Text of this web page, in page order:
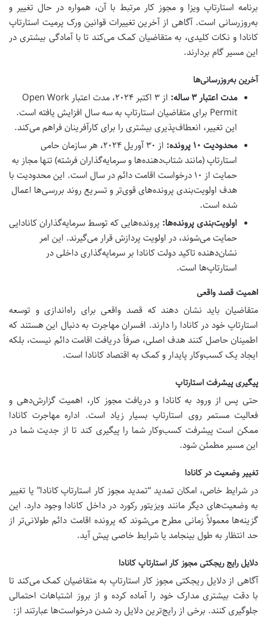
برنامه استارتاپ ویزا و مجوز کار مرتبط با آن، همواره در حال تغییر و
به‌روزرسانی است. آگاهی از آخرین تغییرات قوانین ورک پرمیت استارتاپ
کانادا و نکات کلیدی، به متقاضیان کمک می‌کند تا با آمادگی بیشتری در
این مسیر گام بردارند.
آخرین به‌روزرسانی‌ها
مدت اعتبار ۳ ساله:
از ۳ اکتبر ۲۰۲۴، مدت اعتبار Open Work
Permit برای متقاضیان استارتاپ به سه سال افزایش یافته است.
این تغییر، انعطاف‌پذیری بیشتری را برای کارآفرینان فراهم می‌کند.
محدودیت ۱۰ پرونده:
از ۳۰ آوریل ۲۰۲۴، هر سازمان حامی
استارتاپ (مانند شتاب‌دهنده‌ها و سرمایه‌گذاران فرشته) تنها مجاز به
حمایت از ۱۰ درخواست اقامت دائم در سال است. این محدودیت با
هدف اولویت‌بندی پرونده‌های قوی‌تر و تسریع روند بررسی‌ها اعمال
شده است.
اولویت‌بندی پرونده‌ها: پرونده‌هایی که توسط سرمایه‌گذاران کانادایی
حمایت می‌شوند، در اولویت پردازش قرار می‌گیرند. این امر
نشان‌دهنده تاکید دولت کانادا بر سرمایه‌گذاری داخلی در
استارتاپ‌ها است.
اهمیتقصد واقعی
متقاضیان باید نشان دهند که قصد واقعی برای راه‌اندازی و توسعه
استارتاپ خود در کانادا را دارند. افسران مهاجرت به دنبال این هستند که
اطمینان حاصل کنند هدف اصلی، صرفاً دریافت اقامت دائم نیست، بلکه
ایجاد یک کسب‌وکار پایدار و کمک به اقتصاد کانادا است.
پیگیری پیشرفت استارتاپ
حتی پس از ورود به کانادا و دریافت مجوز کار، اهمیت گزارش‌دهی و
فعالیت مستمر روی استارتاپ بسیار زیاد است. اداره مهاجرت کانادا
ممکن است پیشرفت کسب‌وکار شما را پیگیری کند تا از جدیت شما در
این مسیر مطمئن شود.
تغییر وضعیت در کانادا
در شرایط خاص، امکان تمدید “تمدید مجوز کار استارتاپ کانادا” یا تغییر
به وضعیت‌های دیگر مانند ویزیتور رکورد در داخل کانادا وجود دارد. این
گزینه‌ها معمولاً زمانی مطرح می‌شوند که پرونده اقامت دائم طولانی‌تر از
حد انتظار به طول بینجامد یا شرایط خاصی پیش آید.
دلایل رایج ریجکتی مجوز کار استارتاپ کانادا
آگاهی از دلایل ریجکتی مجوز کار استارتاپ به متقاضیان کمک می‌کند تا
با دقت بیشتری مدارک خود را آماده کرده و از بروز اشتباهات احتمالی
جلوگیری کنند. برخی از رایج‌ترین دلایل رد شدن درخواست‌ها عبارتند از: